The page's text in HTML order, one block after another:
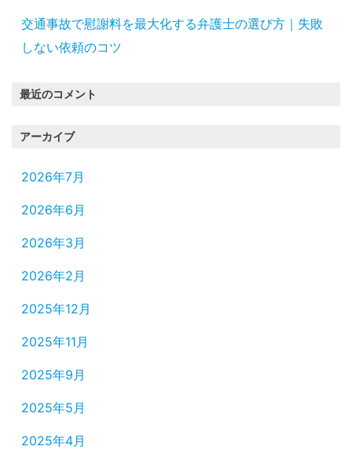
交通事故で慰謝料を最大化する弁護士の選び方｜失敗
しない依頼のコツ
最近のコメント
アーカイブ
2026年7月
2026年6月
2026年3月
2026年2月
2025年12月
2025年11月
2025年9月
2025年5月
2025年4月